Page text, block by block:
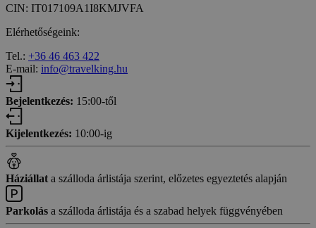
CIN: IT017109A1I8KMJVFA
Elérhetőségeink:
Tel.: +36 46 463 422
E-mail: info@travelking.hu
Bejelentkezés: 15:00-től
Kijelentkezés: 10:00-ig
Háziállat a szálloda árlistája szerint, előzetes egyeztetés alapján
Parkolás a szálloda árlistája és a szabad helyek függvényében